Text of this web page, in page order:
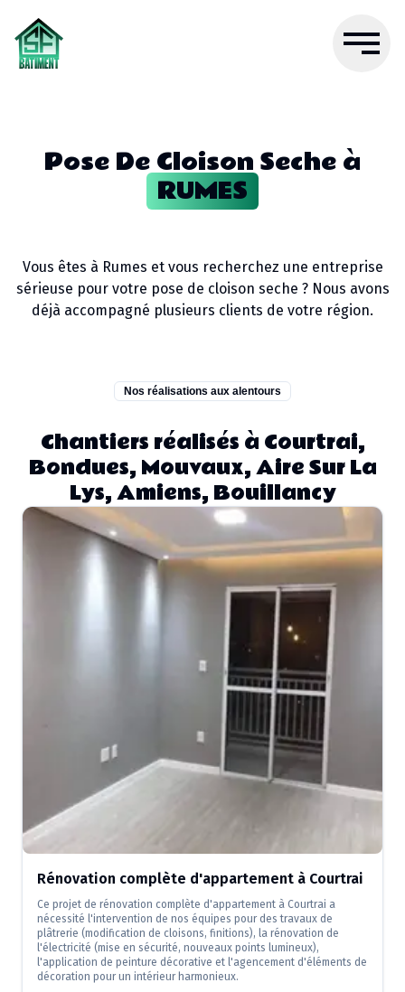
Pose De Cloison Secheà
RUMES
Vous êtes à Rumes et vous recherchez une entreprise
sérieuse pour votre pose de cloison seche ? Nous avons
déjà accompagné plusieurs clients de votre région.
Nos réalisations aux alentours
Chantiers réalisés à Courtrai,
Bondues, Mouvaux, Aire Sur La
Lys, Amiens, Bouillancy
Rénovation complète d'appartement à Courtrai
Ce projet de rénovation complète d'appartement à Courtrai a
nécessité l'intervention de nos équipes pour des travaux de
plâtrerie (modification de cloisons, finitions), la rénovation de
l'électricité (mise en sécurité, nouveaux points lumineux),
l'application de peinture décorative et l'agencement d'éléments de
décoration pour un intérieur harmonieux.